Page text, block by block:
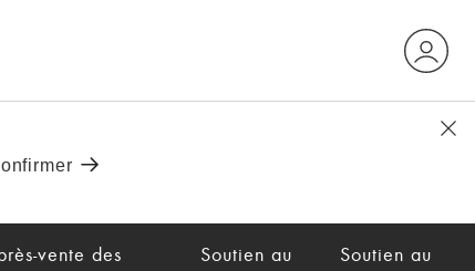
vente des
Soutien au
Soutien au